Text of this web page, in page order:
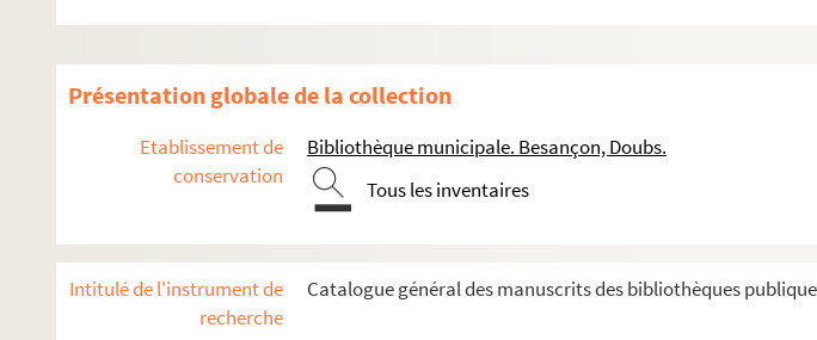
Présentation globale de la collection
Etablissement de
conservation
Bibliothèque municipale. Besançon, Doubs.
Tous les inventaires
Intitulé de l'instrument de
recherche
Catalogue général des manuscrits des bibliothèques
Ms 1611 à 1651. Histoire de Besançon
Ms 1676 à 1719. Histoire de la noblesse, héraldique, généalogie
Ms 1720 à 1752. Histoire du livre, numismatique